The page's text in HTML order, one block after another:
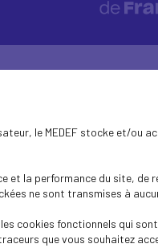
le MEDEF stocke et/
et la performance du site,
ne sont transmises à
cookies fonctionnels qui
que vous souhaitez